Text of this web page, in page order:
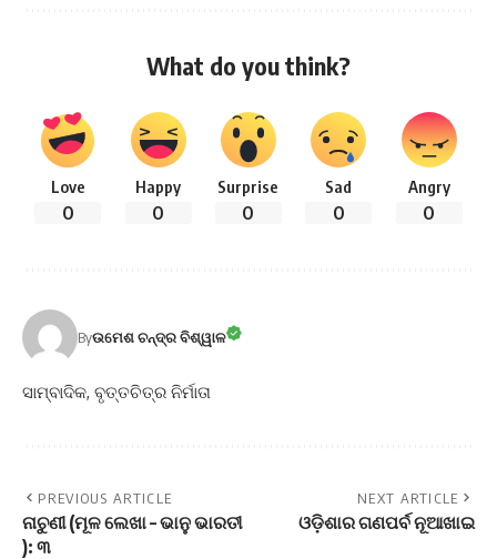
What do you think?
Love
0
Happy
0
Surprise
0
Sad
0
Angry
0
Byଉମେଶ ଚନ୍ଦ୍ର ବିଶ୍ୱାଳ
ସାମ୍ବାଦିକ, ବୃତ୍ତଚିତ୍ର ନିର୍ମାତା
PREVIOUS ARTICLE
ନାଚୁଣୀ (ମୂଳ ଲେଖା – ଭାନୁ ଭାରତୀ
): ୩
NEXT ARTICLE
ଓଡ଼ିଶାର ଗଣପର୍ବ ନୂଆଖାଇ